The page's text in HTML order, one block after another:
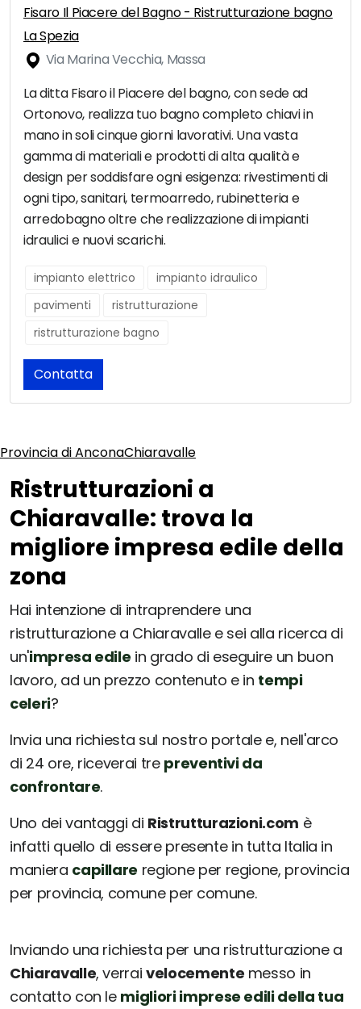
Fisaro Il Piacere del Bagno - Ristrutturazione bagno
La Spezia
Via Marina Vecchia, Massa
La ditta Fisaro il Piacere del bagno, con sede ad
Ortonovo, realizza tuo bagno completo chiavi in
mano in soli cinque giorni lavorativi. Una vasta
gamma di materiali e prodotti di alta qualità e
design per soddisfare ogni esigenza: rivestimenti di
ogni tipo, sanitari, termoarredo, rubinetteria e
arredobagno oltre che realizzazione di impianti
idraulici e nuovi scarichi.
impianto elettrico
impianto idraulico
pavimenti
ristrutturazione
ristrutturazione bagno
Contatta
Provincia di AnconaChiaravalle
Ristrutturazioni a
Chiaravalle: trova la
migliore impresa edile della
zona
Hai intenzione di intraprendere una
ristrutturazione a Chiaravalle e sei alla ricerca di
un'impresa edile in grado di eseguire un buon
lavoro, ad un prezzo contenuto e in tempi
celeri?
Invia una richiesta sul nostro portale e, nell'arco
di 24 ore, riceverai tre preventivi da
confrontare.
Uno dei vantaggi di Ristrutturazioni.com è
infatti quello di essere presente in tutta Italia in
maniera capillare regione per regione, provincia
per provincia, comune per comune.
Inviando una richiesta per una ristrutturazione a
Chiaravalle, verraivelocemente messo in
contatto con le migliori imprese edili della tua